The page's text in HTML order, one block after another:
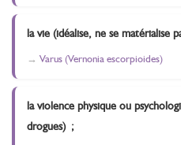
la vie (idéalise, ne se matérialise
Varus (Vernonia escorpioides)
la violence physique ou
drogues) ;